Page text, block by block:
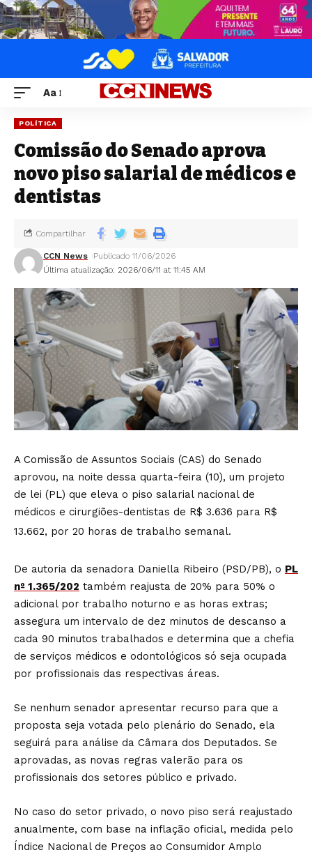
Aa
POLÍTICA
Comissão do Senado aprova
novo piso salarial de médicos e
dentistas
Última atualização: 2026/06/11 at 11:45 AM
CCN News Publicado 11/06/2026
Compartilhar
A Comissão de Assuntos Sociais (CAS) do Senado
aprovou, na noite dessa quarta-feira (10), um projeto
de lei (PL) que eleva o piso salarial nacional de
médicos e cirurgiões-dentistas de R$ 3.636 para R$
13.662, por 20 horas de trabalho semanal.
De autoria da senadora Daniella Ribeiro (PSD/PB), o PL
nº 1.365/202 também reajusta de 20% para 50% o
adicional por trabalho noturno e as horas extras;
assegura um intervalo de dez minutos de descanso a
cada 90 minutos trabalhados e determina que a chefia
de serviços médicos e odontológicos só seja ocupada
por profissionais das respectivas áreas.
Se nenhum senador apresentar recurso para que a
proposta seja votada pelo plenário do Senado, ela
seguirá para análise da Câmara dos Deputados. Se
aprovadas, as novas regras valerão para os
profissionais dos setores público e privado.
No caso do setor privado, o novo piso será reajustado
anualmente, com base na inflação oficial, medida pelo
Índice Nacional de Preços ao Consumidor Amplo